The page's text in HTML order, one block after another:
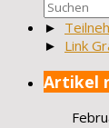
Suchen
nach:
►
► Link
Artikel